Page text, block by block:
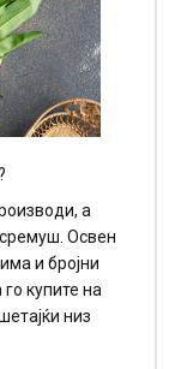
а
Освен
и бројни
купите на
низ